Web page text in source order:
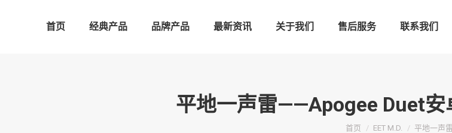
首页 经典产品 品牌产品 最新资讯 关于我们 售后服务 联系我们
平地一声雷——Apogee Duet安
您在这里：
首页 EET M.D. 平地一声